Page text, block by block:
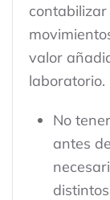
valor
laboratorio.
No
antes